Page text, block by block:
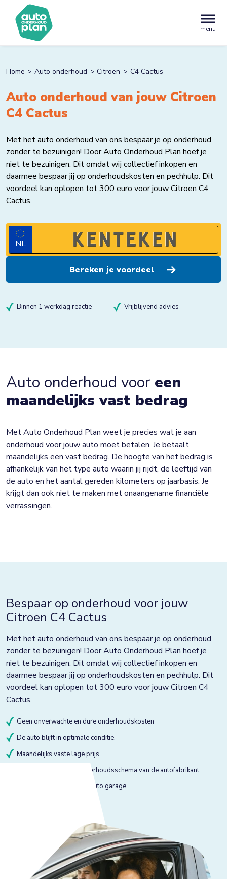
menu
Home Auto onderhoud Citroen C4 Cactus
Auto onderhoud van jouw Citroen
C4 Cactus
Met het auto onderhoud van ons bespaar je op onderhoud
zonder te bezuinigen! Door Auto Onderhoud Plan hoef je
niet te bezuinigen. Dit omdat wij collectief inkopen en
daarmee bespaar jij op onderhoudskosten en pechhulp. Dit
voordeel kan oplopen tot 300 euro voor jouw Citroen C4
Cactus.
NL
Binnen 1 werkdag reactie Vrijblijvend advies
Auto onderhoud voor een
maandelijks vast bedrag
Met Auto Onderhoud Plan weet je precies wat je aan
onderhoud voor jouw auto moet betalen. Je betaalt
maandelijks een vast bedrag. De hoogte van het bedrag is
afhankelijk van het type auto waarin jij rijdt, de leeftijd van
de auto en het aantal gereden kilometers op jaarbasis. Je
krijgt dan ook niet te maken met onaangename financiële
verrassingen.
Bespaar op onderhoud voor jouw
Citroen C4 Cactus
Met het auto onderhoud van ons bespaar je op onderhoud
zonder te bezuinigen! Door Auto Onderhoud Plan hoef je
niet te bezuinigen. Dit omdat wij collectief inkopen en
daarmee bespaar jij op onderhoudskosten en pechhulp. Dit
voordeel kan oplopen tot 300 euro voor jouw Citroen C4
Cactus.
Geen onverwachte en dure onderhoudskosten
De auto blijft in optimale conditie.
Maandelijks vaste lage prijs
Onderhoud volgens onderhoudsschema van de autofabrikant
Onderhoud bij gekeurde auto garage